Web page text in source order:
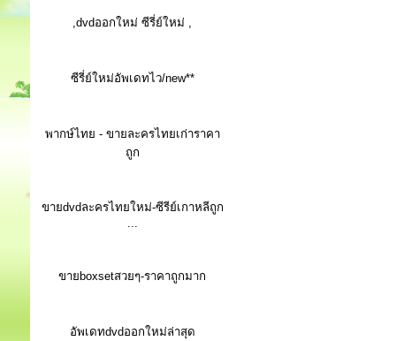
,dvdออกใหม่ ซีรี่ย์ใหม่ ,
ซีรี่ย์ใหม่อัพเดทไว/new**
พากษ์ไทย - ขายละครไทยเก่าราคา
ถูก
ขายdvdละครไทยใหม่-ซีรีย์เกาหลีถูก
...
ขายboxsetสวยๆ-ราคาถูกมาก
อัพเดทdvdออกใหม่ล่าสุด